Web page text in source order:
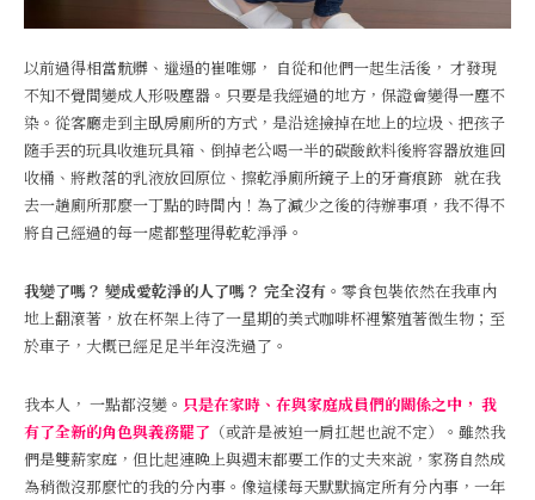
以前過得相當骯髒、邋遢的崔唯娜， 自從和他們一起生活後， 才發現
不知不覺間變成人形吸塵器。只要是我經過的地方，保證會變得一塵不
染。從客廳走到主臥房廁所的方式，是沿途撿掉在地上的垃圾、把孩子
隨手丟的玩具收進玩具箱、倒掉老公喝一半的碳酸飲料後將容器放進回
收桶、將散落的乳液放回原位、擦乾淨廁所鏡子上的牙膏痕跡 就在我
去一趟廁所那麼一丁點的時間內！為了減少之後的待辦事項，我不得不
將自己經過的每一處都整理得乾乾淨淨。
我變了嗎？ 變成愛乾淨的人了嗎？ 完全沒有。 零食包裝依然在我車內
地上翻滾著，放在杯架上待了一星期的美式咖啡杯裡繁殖著微生物；至
於車子，大概已經足足半年沒洗過了。
我本人， 一點都沒變。 只是在家時、在與家庭成員們的關係之中， 我
有了全新的角色與義務罷了 （或許是被迫一肩扛起也說不定）。雖然我
們是雙薪家庭，但比起連晚上與週末都要工作的丈夫來說，家務自然成
為稍微沒那麼忙的我的分內事。像這樣每天默默搞定所有分內事，一年